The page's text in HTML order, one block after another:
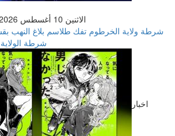
الاثنين 10 أغسطس 2026 12:59 صباحاً
شرطة ولاية الخرطوم تفك طلاسم بلاغ النهب
شرطة
اخبار